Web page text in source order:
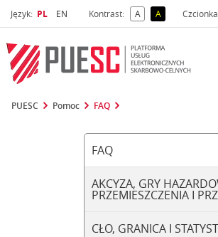
Język: Wybrany język
PL Wybierz język
EN Kontrast: Akontrast domyślny
Akontrast żółty
PUESC Pomoc FAQ
FAQ
AKCYZA, GRY
PRZEMIESZCZENIA I
CŁO, GRANICA I